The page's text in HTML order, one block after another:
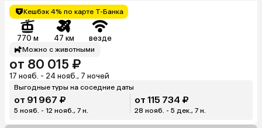
Кешбэк 4% по карте Т-Банка
770 м 47 км везде
Можно с животными
от 80 015 ₽
17 нояб. - 24 нояб., 7 ночей
Выгодные туры на соседние даты
от 91 967 ₽
5 нояб. - 12 нояб., 7 н.
от 115 734 ₽
28 нояб. - 5 дек., 7 н.